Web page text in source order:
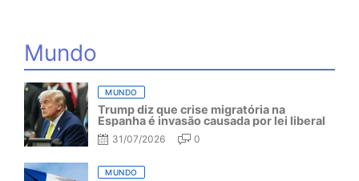
Mundo
MUNDO
Trump diz que crise migratória na
Espanha é invasão causada por lei liberal
31/07/2026 0
MUNDO